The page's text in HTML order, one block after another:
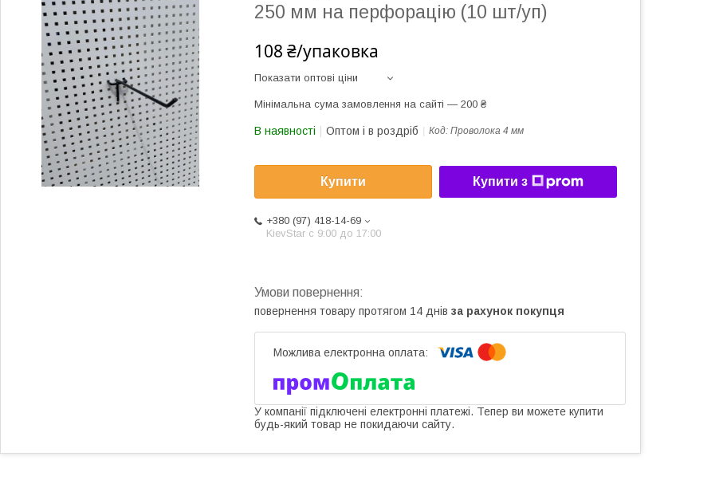
250 мм на перфорацію (10 шт/уп)
108 ₴/упаковка
Показати оптові ціни
Мінімальна сума замовлення на сайті — 200 ₴
В наявності Оптом і в роздріб Код: Проволока 4 мм
Купити Купити з
+380 (97) 418-14-69
KievStar с 9:00 до 17:00
повернення товару протягом 14 днів за рахунок покупця
У компанії підключені електронні платежі. Тепер ви можете купити
будь-який товар не покидаючи сайту.